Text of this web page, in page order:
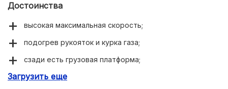
Достоинства
высокая максимальная скорость;
подогрев рукояток и курка газа;
сзади есть грузовая платформа;
усиленная модульная рама.
Загрузить еще